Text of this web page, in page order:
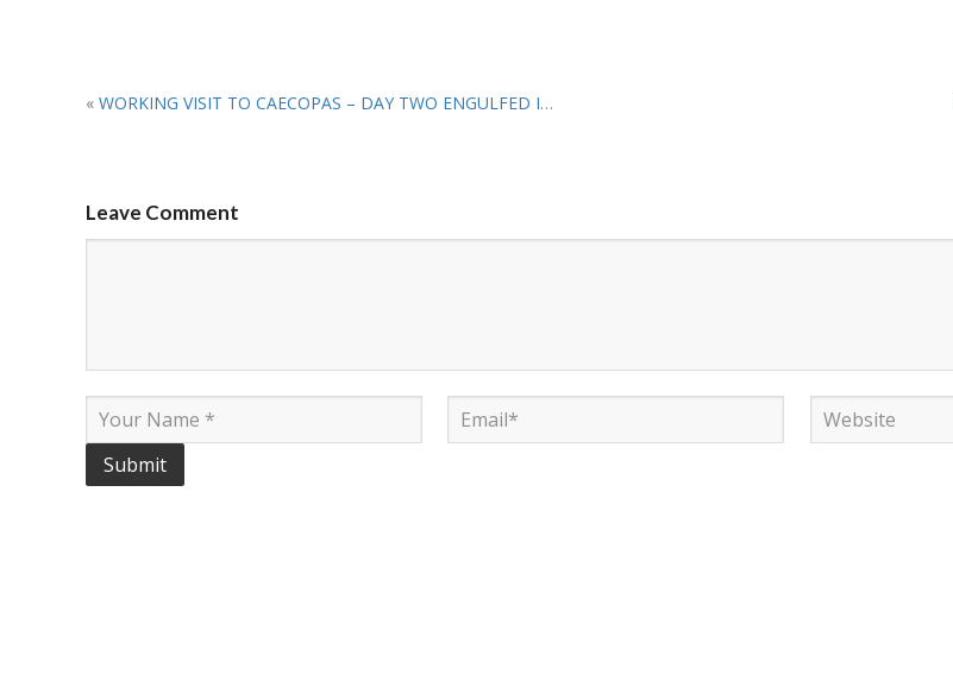
« WORKING VISIT TO CAECOPAS – DAY TWO ENGULFED IN THE CORE OF THE OPERATIONAL SYSTEM OF A PEACEKEEPING FORCE
Leave Comment